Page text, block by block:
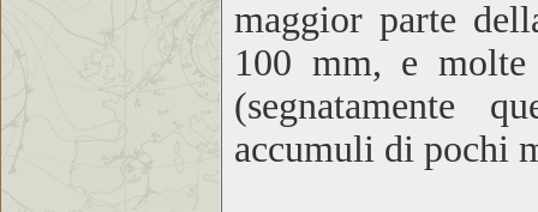
maggior parte
100 mm, e molte
(segnatamente
accumuli di pochi